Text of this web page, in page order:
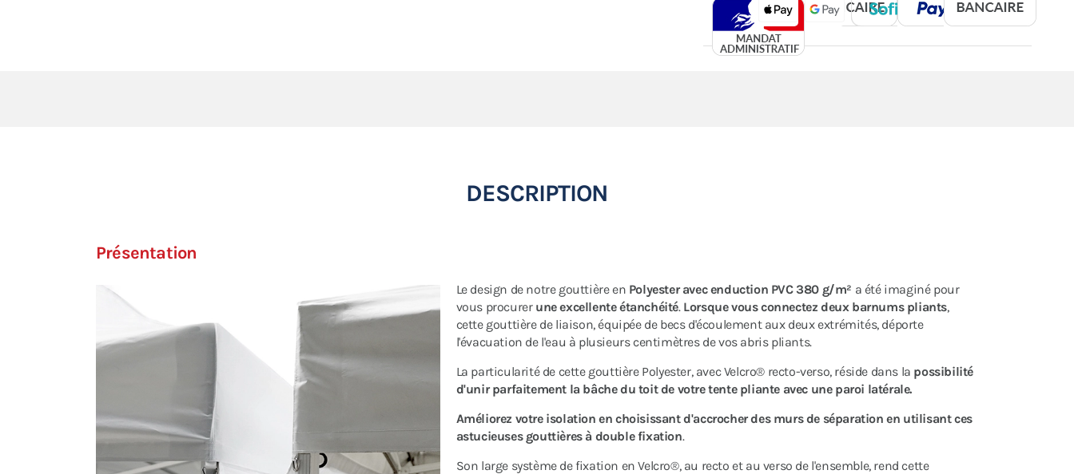
DESCRIPTION
Présentation
Le design de notre gouttière en Polyester avec enduction PVC 380 g/m² a été imaginé pour
vous procurer une excellente étanchéité. Lorsque vous connectez deux barnums pliants,
cette gouttière de liaison, équipée de becs d'écoulement aux deux extrémités, déporte
l'évacuation de l'eau à plusieurs centimètres de vos abris pliants.
La particularité de cette gouttière Polyester, avec Velcro® recto-verso, réside dans la possibilité
d'unir parfaitement la bâche du toit de votre tente pliante avec une paroi latérale.
Améliorez votre isolation en choisissant d'accrocher des murs de séparation en utilisant ces
astucieuses gouttières à double fixation.
Son large système de fixation en Velcro®, au recto et au verso de l'ensemble, rend cette